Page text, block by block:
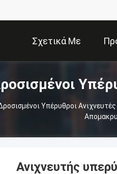
Σχετικά Με
Εμάς
Υπέρυθροι Ανιχνευτές
Ανιχνευτής